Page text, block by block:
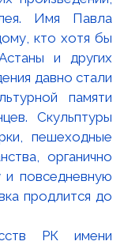
РК имени